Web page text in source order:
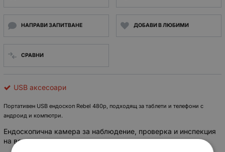
НАПРАВИ ЗАПИТВАНЕ ДОБАВИ В ЛЮБИМИ
СРАВНИ
USB аксесоари
Портативен USB ендоскоп Rebel 480p , подходящ за таблети и телефони с
андроид и компютри.
Ендоскопична камера за наблюдение, проверка и инспекция
на всякакви трудно достъпни места.